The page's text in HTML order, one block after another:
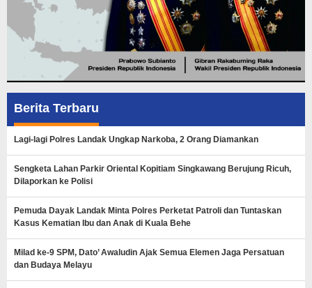
Berita Terbaru
Lagi-lagi Polres Landak Ungkap Narkoba, 2 Orang Diamankan
Sengketa Lahan Parkir Oriental Kopitiam Singkawang Berujung Ricuh,
Dilaporkan ke Polisi
Pemuda Dayak Landak Minta Polres Perketat Patroli dan Tuntaskan
Kasus Kematian Ibu dan Anak di Kuala Behe
Milad ke-9 SPM, Dato’ Awaludin Ajak Semua Elemen Jaga Persatuan
dan Budaya Melayu